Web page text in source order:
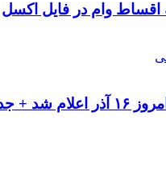
وام در فایل اکسل